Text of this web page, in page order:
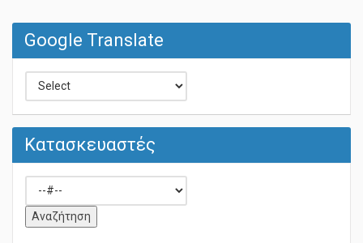
Google Translate
Κατασκευαστές